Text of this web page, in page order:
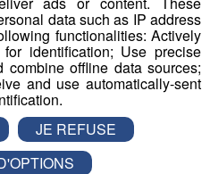
data such as IP address
functionalities: Actively
identification; Use precise
combine offline data sources;
and use automatically-sent
JE REFUSE